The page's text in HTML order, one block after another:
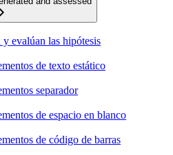
y evalúan las hipótesis
de texto estático
separador
de espacio en blanco
de código de barras